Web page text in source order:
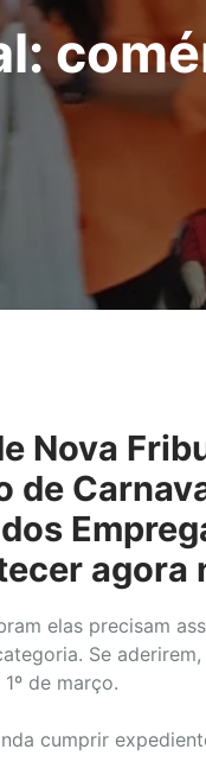
Nova
de
agora
elas precisam
Se
de março.
cumprir